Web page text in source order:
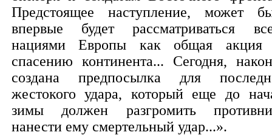
Предстоящее наступление, может
впервые будет рассматриваться
нациями Европы как общая акция
спасению континента... Сегодня,
создана предпосылка для
жестокого удара, который еще до
зимы должен разгромить
нанести ему смертельный удар...».